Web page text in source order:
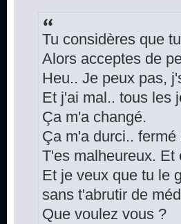
Tu considères que
Alors acceptes de
Heu.. Je peux pas,
Et j'ai mal.. tous les
Ça m'a changé.
Ça m'a durci.. fermé
T'es malheureux. Et
Et je veux que tu le
sans t'abrutir de
Que voulez vous ?